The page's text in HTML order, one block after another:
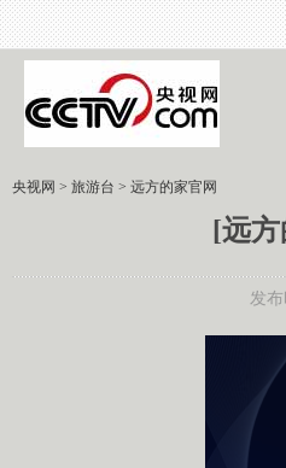
央视网 > 旅游台 > 远方的家官网
[远
发